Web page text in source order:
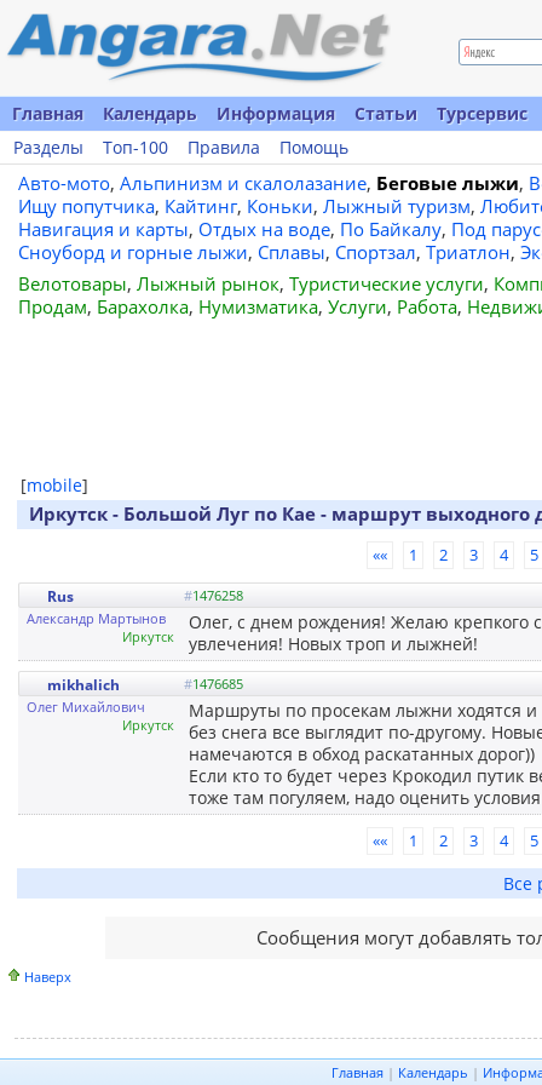
Главная Календарь Информация Статьи
Турсервис
Разделы
Топ-100 Правила Помощь
Авто-мото, Альпинизм и скалолазание, Беговые лыжи,
Ищу попутчика, Кайтинг, Коньки, Лыжный туризм,
Навигация и карты, Отдых на воде, По Байкалу, Под
Сноуборд и горные лыжи, Сплавы, Спортзал, Триатлон,
Велотовары, Лыжный рынок, Туристические услуги,
Продам, Барахолка, Нумизматика, Услуги, Работа,
[mobile]
Иркутск - Большой Луг по Кае - маршрут выходного
«« 1 2 3 4 5
Rus #1476258
Александр Мартынов
Иркутск
Олег, с днем рождения! Желаю крепкого
увлечения! Новых троп и лыжней!
mikhalich #1476685
Олег Михайлович
Иркутск
Маршруты по просекам лыжни ходятся и
без снега все выглядит по-другому.
намечаются в обход раскатанных дорог))
Если кто то будет через Крокодил
тоже там погуляем, надо оценить
«« 1 2 3 4 5
Все
Сообщения могут добавлять
Наверх
Главная | Календарь |